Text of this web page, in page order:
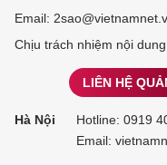
Email:
Chịu trách nhiệm nội
LIÊN HỆ
Hà Nội Hotline: 0919
Email: